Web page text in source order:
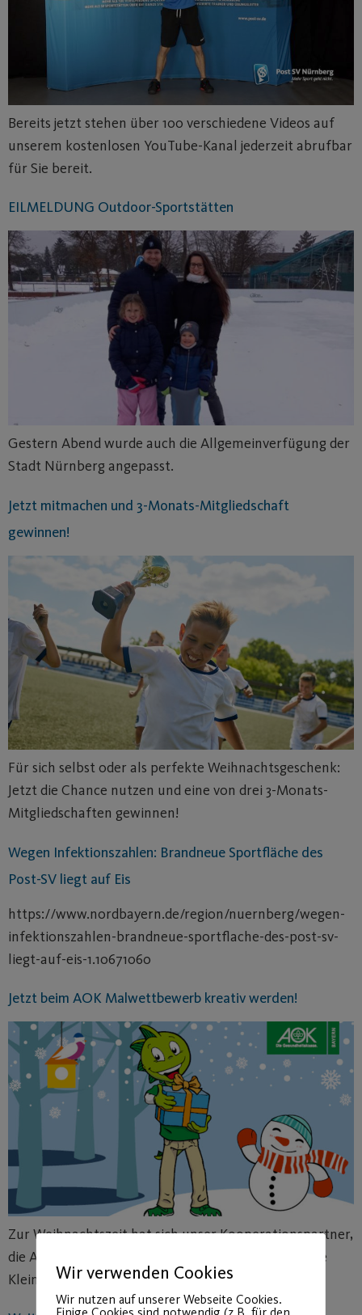
Bereits jetzt stehen über 100 verschiedene Videos auf
unserem kostenlosen YouTube-Kanal jederzeit abrufbar
für Sie bereit.
EILMELDUNG Outdoor-Sportstätten
Gestern Abend wurde auch die Allgemeinverfügung der
Stadt Nürnberg angepasst.
Jetzt mitmachen und 3-Monats-Mitgliedschaft
gewinnen!
Für sich selbst oder als perfekte Weihnachtsgeschenk:
Jetzt die Chance nutzen und eine von drei 3-Monats-
Mitgliedschaften gewinnen!
Wegen Infektionszahlen: Brandneue Sportfläche des
Post-SV liegt auf Eis
https://www.nordbayern.de/region/nuernberg/wegen-
infektionszahlen-brandneue-sportflache-des-post-sv-
liegt-auf-eis-1.10671060
Jetzt beim AOK Malwettbewerb kreativ werden!
Zur Weihnachtszeit hat sich unser Kooperationspartner,
die AOK in Nürnberg, etwas ganz Besonderes für die
Kleinen einfallen lassen:
Wir verwenden Cookies
Wir nutzen auf unserer Webseite Cookies.
Einige Cookies sind notwendig (z.B. für den